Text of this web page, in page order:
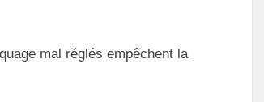
mal réglés empêchent la